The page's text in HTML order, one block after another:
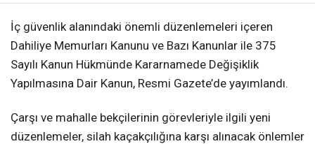
İç güvenlik alanındaki önemli düzenlemeleri içeren
Dahiliye Memurları Kanunu ve Bazı Kanunlar ile 375
Sayılı Kanun Hükmünde Kararnamede Değişiklik
Yapılmasına Dair Kanun, Resmi Gazete’de yayımlandı.
Çarşı ve mahalle bekçilerinin görevleriyle ilgili yeni
düzenlemeler, silah kaçakçılığına karşı alınacak önlemler